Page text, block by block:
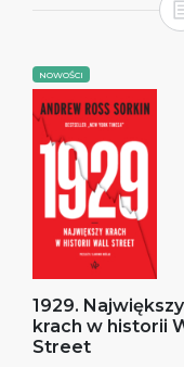
NOWOŚCI
1929. Największy
krach w historii
Street